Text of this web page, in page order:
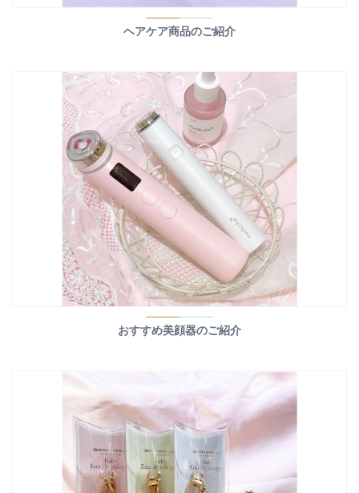
ヘアケア商品のご紹介
おすすめ美顔器のご紹介